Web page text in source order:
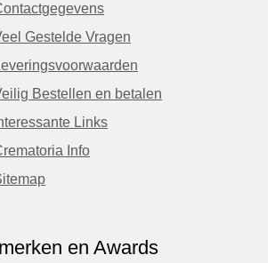
Gestelde Vragen
Bestellen en betalen
Links
Info
en Awards